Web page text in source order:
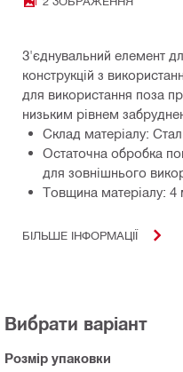
З'єднувальний елемент
конструкцій з
для використання поза
низьким рівнем
Склад матеріалу:
Остаточна обробка
для зовнішнього
Товщина матеріалу:
БІЛЬШЕ ІНФОРМАЦІЇ
Вибрати варіант
Розмір упаковки